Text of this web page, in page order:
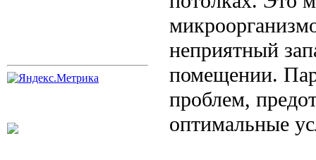
неприятный
помещении.
проблем,
оптимальные